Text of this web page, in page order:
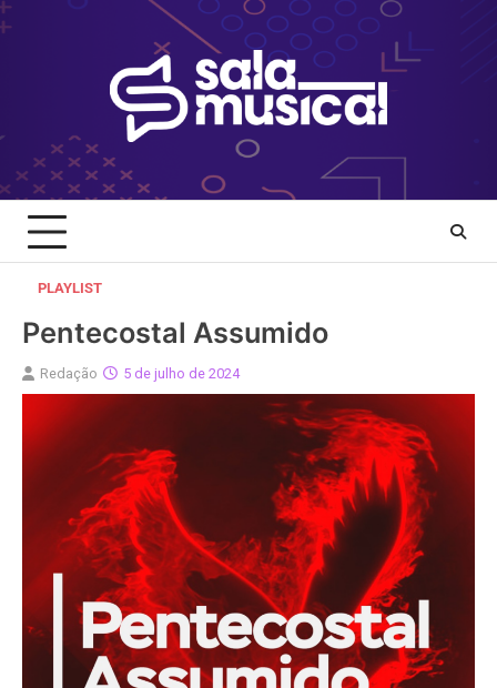
Skip
to
PLAYLIST
Pentecostal Assumido
Redação 5 de julho de 2024